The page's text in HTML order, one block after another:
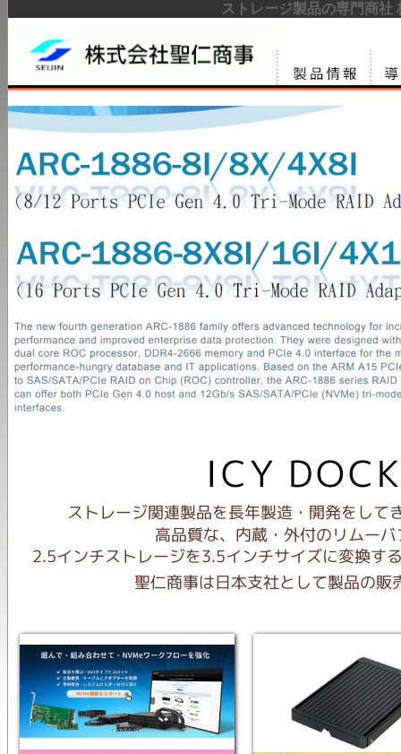
ストレージ製品の専門商社
製品情報
サー